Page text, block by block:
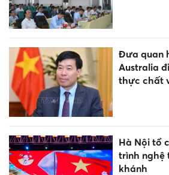
Đưa quan
Australia
thực chất
Hà Nội tổ
trình nghệ
khánh